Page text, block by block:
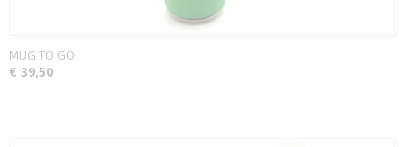
MUG TO GO
€ 39,50